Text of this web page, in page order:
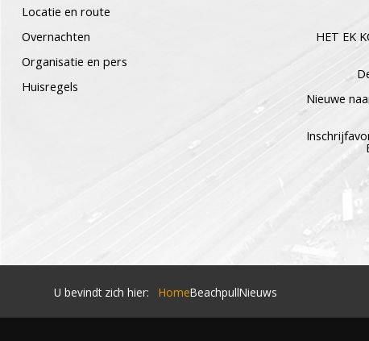
Locatie en route
Overnachten
Organisatie en pers
Huisregels
HET EK
Nieuwe
U bevindt zich hier: HomeBeachpullNieuws